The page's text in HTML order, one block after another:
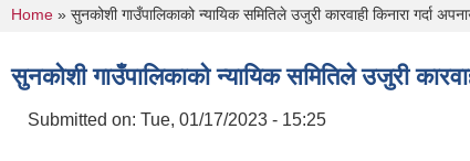
You are here
Home » सुनकोशी गाउँपालिकाको न्यायिक समितिले उजुरी कारवाही किनारा गर्दा
सुनकोशी गाउँपालिकाको न्यायिक समितिले उजुरी
Submitted on: Tue, 01/17/2023 - 15:25